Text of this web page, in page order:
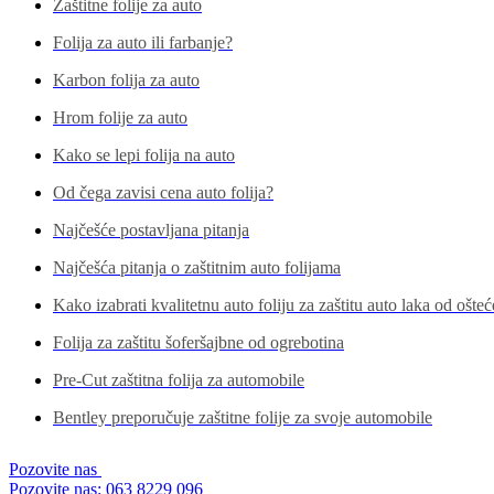
Zaštitne folije za auto
Folija za auto ili farbanje?
Karbon folija za auto
Hrom folije za auto
Kako se lepi folija na auto
Od čega zavisi cena auto folija?
Najčešće postavljana pitanja
Najčešća pitanja o zaštitnim auto folijama
Kako izabrati kvalitetnu auto foliju za zaštitu auto laka od
Folija za zaštitu šoferšajbne od ogrebotina
Pre-Cut zaštitna folija za automobile
Bentley preporučuje zaštitne folije za svoje automobile
Pozovite nas
Pozovite nas: 063 8229 096